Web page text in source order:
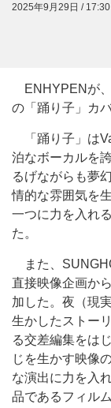
2025年9月29日 / 17:30
ENHYPENが、
の「踊り子」カ
「踊り子」は
泊なボーカルを
るげながらも夢
情的な雰囲気を
一つに力を入れ
た。
また、
直接映像企画か
加した。夜（現
生かしたストー
る交差編集をは
じを生かす映像
な演出に力を入
品であるフィル